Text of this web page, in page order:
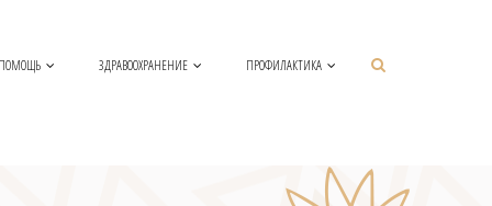
ЗДРАВООХРАНЕНИЕ ПРОФИЛАКТИКА